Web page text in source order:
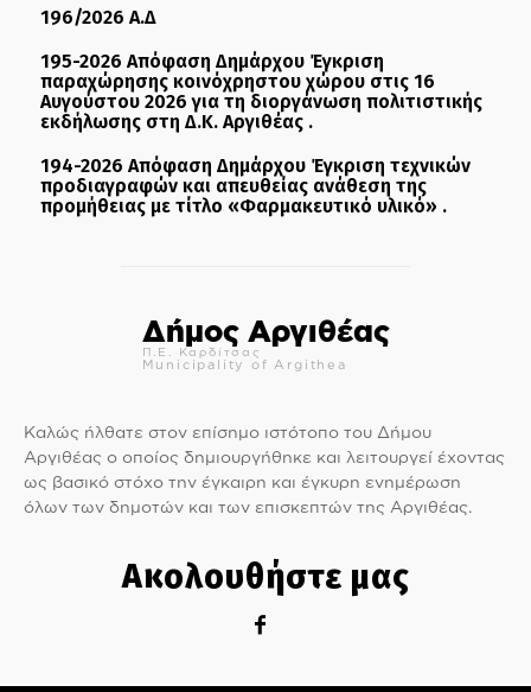
196/2026 Α.Δ
195-2026 Απόφαση Δημάρχου Έγκριση
παραχώρησης κοινόχρηστου χώρου στις 16
Αυγούστου 2026 για τη διοργάνωση πολιτιστικής
εκδήλωσης στη Δ.Κ. Αργιθέας .
194-2026 Απόφαση Δημάρχου Έγκριση τεχνικών
προδιαγραφών και απευθείας ανάθεση της
προμήθειας με τίτλο «Φαρμακευτικό υλικό» .
Δήμος Αργιθέας
Π.Ε. Καρδίτσας
Municipality of Argithea
Καλώς ήλθατε στον επίσημο ιστότοπο του Δήμου
Αργιθέας ο οποίος δημιουργήθηκε και λειτουργεί έχοντας
ως βασικό στόχο την έγκαιρη και έγκυρη ενημέρωση
όλων των δημοτών και των επισκεπτών της Αργιθέας.
Ακολουθήστε μας